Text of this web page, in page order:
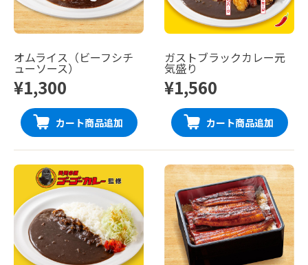
オムライス（ビーフシチ
ューソース）
¥1,300
カート商品追加
ガストブラックカレー元
気盛り
¥1,560
カート商品追加